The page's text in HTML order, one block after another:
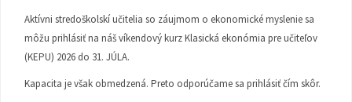
Aktívni stredoškolskí učitelia so záujmom o ekonomické myslenie sa
môžu prihlásiť na náš víkendový kurz Klasická ekonómia pre učiteľov
(KEPU) 2026 do 31. JÚLA.
Kapacita je však obmedzená. Preto odporúčame sa prihlásiť čím skôr.